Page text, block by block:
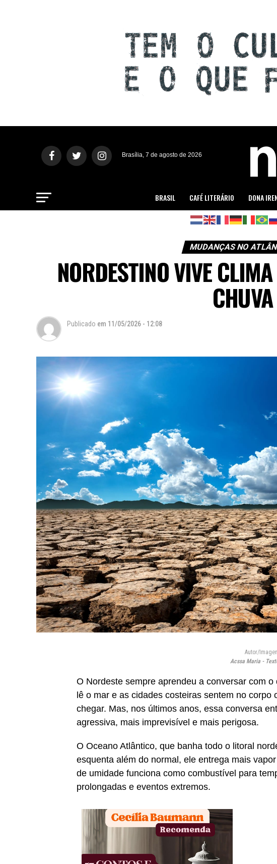
Brasília, 7 de agosto de 2026
BRASIL CAFÉ LITERÁRIO DONA
MUDANÇAS NO
NORDESTINO VIVE
CHUVA
Publicado em 11/05/2026 - 12:08
Autor/
Acssa Maria -
O Nordeste sempre aprendeu a conversar com
lê o mar e as cidades costeiras sentem no
chegar. Mas, nos últimos anos, essa conversa
agressiva, mais imprevisível e mais perigosa.
O Oceano Atlântico, que banha todo o litoral
esquenta além do normal, ele entrega mais
de umidade funciona como combustível para
prolongadas e eventos extremos.